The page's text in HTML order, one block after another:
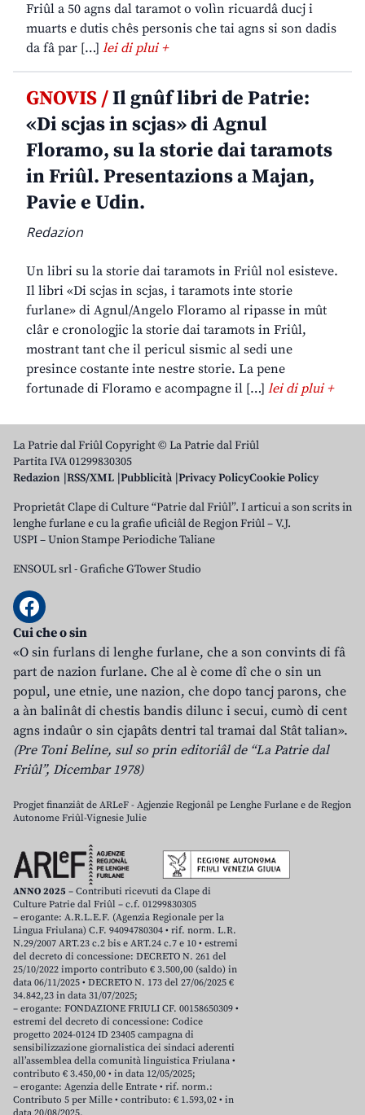
Friûl a 50 agns dal taramot o volìn ricuardâ ducj i
muarts e dutis chês personis che tai agns si son dadis
da fâ par […] lei di plui +
GNOVIS /Il gnûf libri de Patrie:
«Di scjas in scjas» di Agnul
Floramo, su la storie dai taramots
in Friûl. Presentazions a Majan,
Pavie e Udin.
Redazion
Un libri su la storie dai taramots in Friûl nol esisteve.
Il libri «Di scjas in scjas, i taramots inte storie
furlane» di Agnul/Angelo Floramo al ripasse in mût
clâr e cronologjic la storie dai taramots in Friûl,
mostrant tant che il pericul sismic al sedi une
presince costante inte nestre storie. La pene
fortunade di Floramo e acompagne il […] lei di plui +
La Patrie dal Friûl Copyright © La Patrie dal Friûl
Partita IVA 01299830305
Redazion RSS/XML Pubblicità Privacy PolicyCookie Policy
Proprietât Clape di Culture “Patrie dal Friûl”. I articui a son scrits in
lenghe furlane e cu la grafie uficiâl de Regjon Friûl – V.J.
USPI – Union Stampe Periodiche Taliane
ENSOUL srl-Grafiche GTower Studio
Cui che o sin
«O sin furlans di lenghe furlane, che a son convints di fâ
part de nazion furlane. Che al è come dî che o sin un
popul, une etnie, une nazion, che dopo tancj parons, che
a àn balinât di chestis bandis dilunc i secui, cumò di cent
agns indaûr o sin cjapâts dentri tal tramai dal Stât talian».
(Pre Toni Beline, sul so prin editoriâl de “La Patrie dal
Friûl”, Dicembar 1978)
Progjet finanziât de ARLeF - Agjenzie Regjonâl pe Lenghe Furlane e de Regjon
Autonome Friûl-Vignesie Julie
ANNO 2025 – Contributi ricevuti da Clape di
Culture Patrie dal Friûl – c.f. 01299830305
– erogante: A.R.L.E.F. (Agenzia Regionale per la
Lingua Friulana) C.F. 94094780304 • rif. norm. L.R.
N.29/2007 ART.23 c.2 bis e ART.24 c.7 e 10 • estremi
del decreto di concessione: DECRETO N. 261 del
25/10/2022 importo contributo € 3.500,00 (saldo) in
data 06/11/2025 • DECRETO N. 173 del 27/06/2025 €
34.842,23 in data 31/07/2025;
– erogante: FONDAZIONE FRIULI CF. 00158650309 •
estremi del decreto di concessione: Codice
progetto 2024-0124 ID 23405 campagna di
sensibilizzazione giornalistica dei sindaci aderenti
all’assemblea della comunità linguistica Friulana •
contributo € 3.450,00 • in data 12/05/2025;
– erogante: Agenzia delle Entrate • rif. norm.:
Contributo 5 per Mille • contributo: € 1.593,02 • in